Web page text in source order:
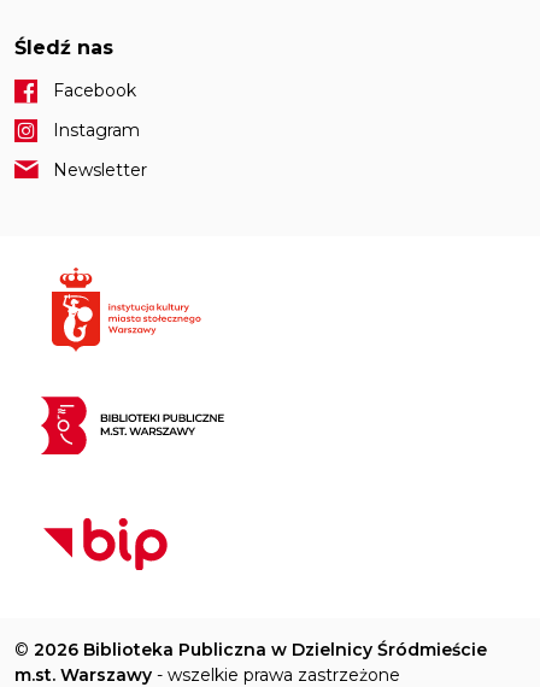
Śledź nas
Facebook
Instagram
Newsletter
© 2026 Biblioteka Publiczna w Dzielnicy Śródmieście
m.st. Warszawy - wszelkie prawa zastrzeżone